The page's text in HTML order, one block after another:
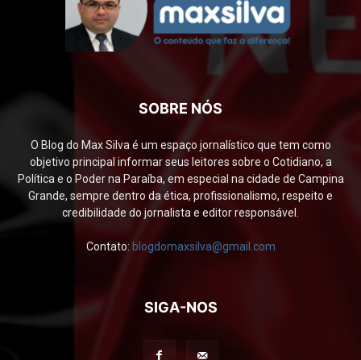
SOBRE NÓS
O Blog do Max Silva é um espaço jornalístico que tem como
objetivo principal informar seus leitores sobre o Cotidiano, a
Política e o Poder na Paraíba, em especial na cidade de Campina
Grande, sempre dentro da ética, profissionalismo, respeito e
credibilidade do jornalista e editor responsável.
Contato: blogdomaxsilva@gmail.com
SIGA-NOS